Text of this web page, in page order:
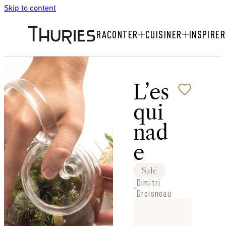
Skip to content
RACONTER CUISINER INSPIRER
L’es
qui
nad
e
Salé
Dimitri
Droisneau